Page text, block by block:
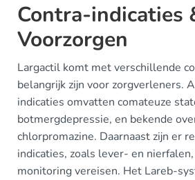
Contra-indicaties
Voorzorgen
Largactil komt met verschillende
belangrijk zijn voor zorgverleners.
indicaties omvatten comateuze
botmergdepressie, en bekende
chlorpromazine. Daarnaast zijn er
indicaties, zoals lever- en
monitoring vereisen. Het Lareb-